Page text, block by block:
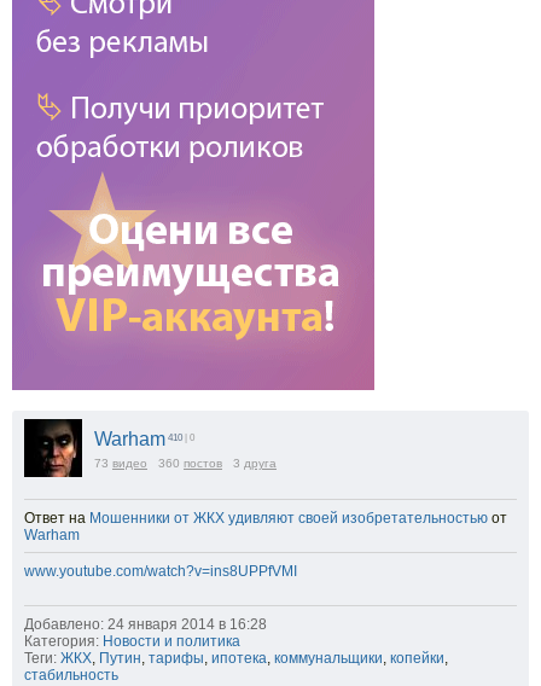
Warham 410 | 0
73 видео 360 постов 3 друга
Ответ на Мошенники от ЖКХ удивляют своей изобретательностью от
Warham
www.youtube.com/watch?v=ins8UPPfVMI
Добавлено: 24 января 2014 в 16:28
Категория: Новости и политика
Теги: ЖКХ, Путин, тарифы, ипотека, коммунальщики, копейки,
стабильность